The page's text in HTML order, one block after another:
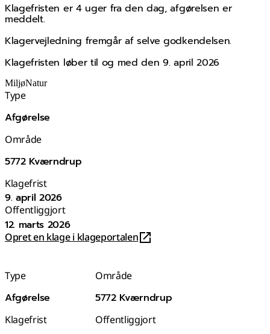
Klagefristen er 4 uger fra den dag, afgørelsen er
meddelt.
Klagervejledning fremgår af selve godkendelsen.
Klagefristen løber til og med den 9. april 2026
MiljøNatur
Type
Afgørelse
Område
5772 Kværndrup
Klagefrist
9. april 2026
Offentliggjort
12. marts 2026
Opret en klage i klageportalen
Type
Afgørelse
Område
5772 Kværndrup
Klagefrist Offentliggjort